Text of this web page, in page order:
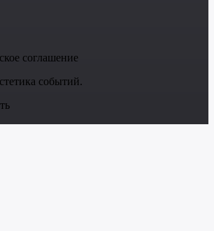
соглашение
событий.